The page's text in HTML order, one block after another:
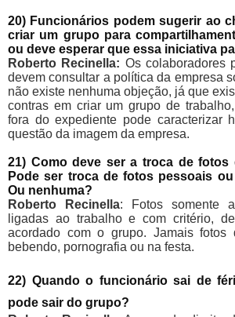
20) Funcionários podem sugerir ao
criar um grupo para
ou deve esperar que essa iniciativa
Roberto Recinella: Os colaboradores
devem consultar a política da empresa
não existe nenhuma objeção, já que
contras em criar um grupo de
fora do expediente pode caracterizar
questão da imagem da empresa.
21) Como deve ser a troca de fotos
Pode ser troca de fotos pessoais
Ou nenhuma?
Roberto Recinella: Fotos somente
ligadas ao trabalho e com critério,
acordado com o grupo. Jamais fotos
bebendo, pornografia ou na festa.
22) Quando o funcionário sai de
pode sair do grupo?